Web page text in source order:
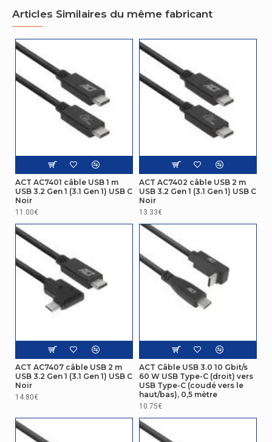
Nom du produit
(droit) vers USB Type-C (coudé vers le
caractéristiques
Genre de
connecteur 1
connecteur 2
Mâle
Facteur de forme
du connecteur 1
Droit
Facteur de forme
du connecteur 2
Taille des fils AWG
Blindage de
connecteur
Oui
Blindage du càble
Quantité par
paquet
1 pièce(s)
Design
Matériau de la
prise du câble
Polyvinyl chloride (PVC)
Articles Similaires du même fabricant
ACT AC7401 câble USB 1 m
USB 3.2 Gen 1 (3.1 Gen 1) USB C
Noir
11.00€
ACT AC7402 câble USB 2 m
USB 3.2 Gen 1 (3.1 Gen 1) USB C
Noir
13.33€
ACT AC7407 câble USB 2 m
USB 3.2 Gen 1 (3.1 Gen 1) USB C
Noir
14.80€
ACT Câble USB 3.0 10 Gbit/s
60 W USB Type-C (droit) vers
USB Type-C (coudé vers le
haut/bas), 0,5 mètre
10.75€